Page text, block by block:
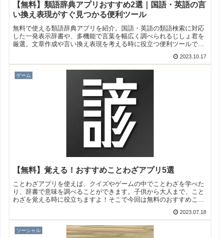
【無料】類語辞典アプリおすすめ2選｜国語・英語の言
い換え表現がすぐ見つかる便利ツール
無料で使える類語辞典アプリを紹介。国語・英語の類語検索に対応
した一発表示辞書や、多機能で言葉を幅広く調べられるじしょ君を
厳選。文章作成や言い換え表現を考える時に役立つ便利ツールで
2023.10.17
ゲーム
【無料】覚える！おすすめことわざアプリ5選
ことわざアプリを使えば、クイズやゲームの中でことわざを学べた
り、辞書で意味を調べることができます。子供から大人まで、こと
わざを覚える時に役立ちますよ！そこで今回は無料のおすすめこと
2023.07.18
ソーシャル